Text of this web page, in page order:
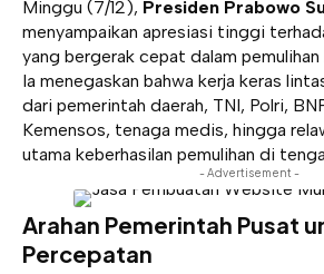
Minggu (7/12), Presiden Prabowo
menyampaikan apresiasi tinggi
yang bergerak cepat dalam pemulihan
Ia menegaskan bahwa kerja keras
dari pemerintah daerah, TNI, Polri,
Kemensos, tenaga medis, hingga
utama keberhasilan pemulihan di
- Advertisement -
Arahan Pemerintah Pusat
Percepatan